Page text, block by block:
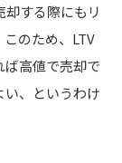
する際にもリ
のため、LTV
高値で売却で
い、というわけ